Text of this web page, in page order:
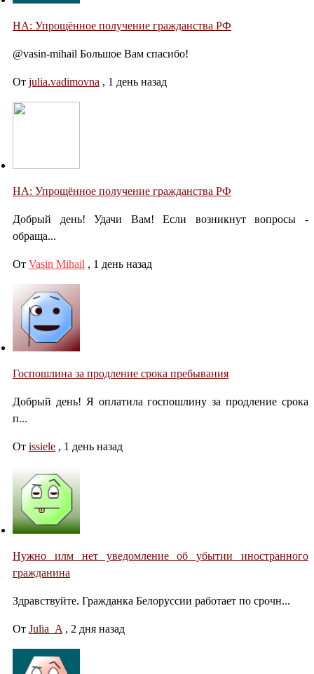
НА: Упрощённое получение гражданства РФ
@vasin-mihail Большое Вам спасибо!
От julia.vadimovna , 1 день назад
НА: Упрощённое получение гражданства РФ
Добрый день! Удачи Вам! Если возникнут вопросы -
обраща...
От Vasin Mihail , 1 день назад
Госпошлина за продление срока пребывания
Добрый день! Я оплатила госпошлину за продление срока
п...
От issiele , 1 день назад
Нужно илм нет уведомление об убытии иностранного
гражданина
Здравствуйте. Гражданка Белоруссии работает по срочн...
От Julia_A , 2 дня назад